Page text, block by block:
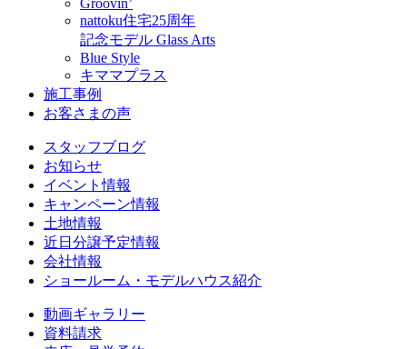
nattoku住宅25周年
記念モデル Glass Arts
Blue Style
キママプラス
施工事例
お客さまの声
スタッフブログ
お知らせ
イベント情報
キャンペーン情報
土地情報
近日分譲予定情報
会社情報
ショールーム・モデルハウス紹介
動画ギャラリー
資料請求